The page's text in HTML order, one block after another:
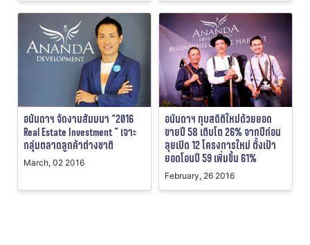
อนันดาฯ จัดงานสัมมนา “2016
Real Estate Investment ” เจาะ
กลุ่มตลาดลูกค้าต่างชาติ
March, 02 2016
อนันดาฯ ทุบสถิติใหม่ด้วยยอด
ขายปี 58 เติบโต 26% จากปีก่อน
ลุยเปิด 12 โครงการใหม่ ตั้งเป้า
ยอดโอนปี 59 เพิ่มขึ้น 61%
February, 26 2016